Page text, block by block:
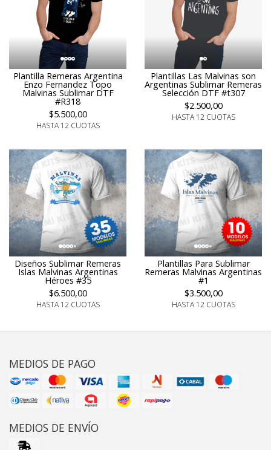
Plantilla Remeras Argentina
Enzo Fernandez Topo
Malvinas Sublimar DTF
#R318
$5.500,00
HASTA 12 CUOTAS
Plantillas Las Malvinas son
Argentinas Sublimar Remeras
Selección DTF #t307
$2.500,00
HASTA 12 CUOTAS
Diseños Sublimar Remeras
Islas Malvinas Argentinas
Héroes #35
$6.500,00
HASTA 12 CUOTAS
Plantillas Para Sublimar
Remeras Malvinas Argentinas
#1
$3.500,00
HASTA 12 CUOTAS
MEDIOS DE PAGO
MEDIOS DE ENVÍO